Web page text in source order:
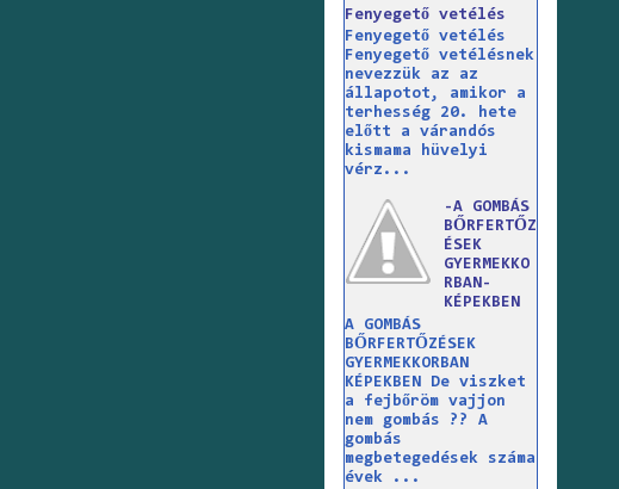
Fenyegető vetélés
Fenyegető vetélés
Fenyegető vetélésnek
nevezzük az az
állapotot, amikor a
terhesség 20. hete
előtt a várandós
kismama hüvelyi
vérz...
-A GOMBÁS
BŐRFERTŐZ
ÉSEK
GYERMEKKO
RBAN-
KÉPEKBEN
A GOMBÁS
BŐRFERTŐZÉSEK
GYERMEKKORBAN
KÉPEKBEN De viszket
a fejbőröm vajjon
nem gombás ?? A
gombás
megbetegedések száma
évek ...